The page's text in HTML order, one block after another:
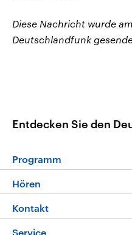
Diese Nachricht wurde
Deutschlandfunk
Entdecken Sie den
Programm
Programm
Die Nachrichten
Hören
Livestream
Kontakt
Hörerservice
Service